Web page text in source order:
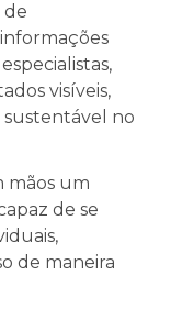
de
visíveis,
no
mãos um
de se
de maneira